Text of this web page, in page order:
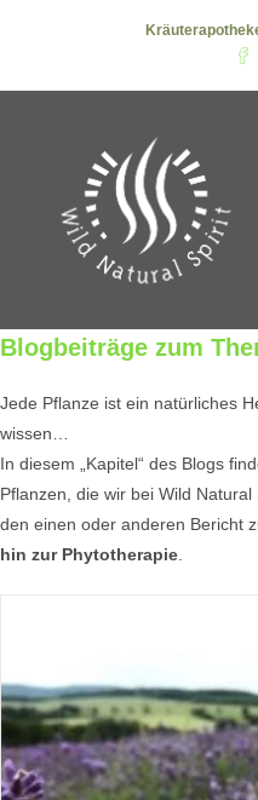
Blogbeiträge zum
Jede Pflanze ist ein natürliches
wissen…
In diesem „Kapitel“ des Blogs
Pflanzen, die wir bei Wild
den einen oder anderen Bericht
hin zur Phytotherapie